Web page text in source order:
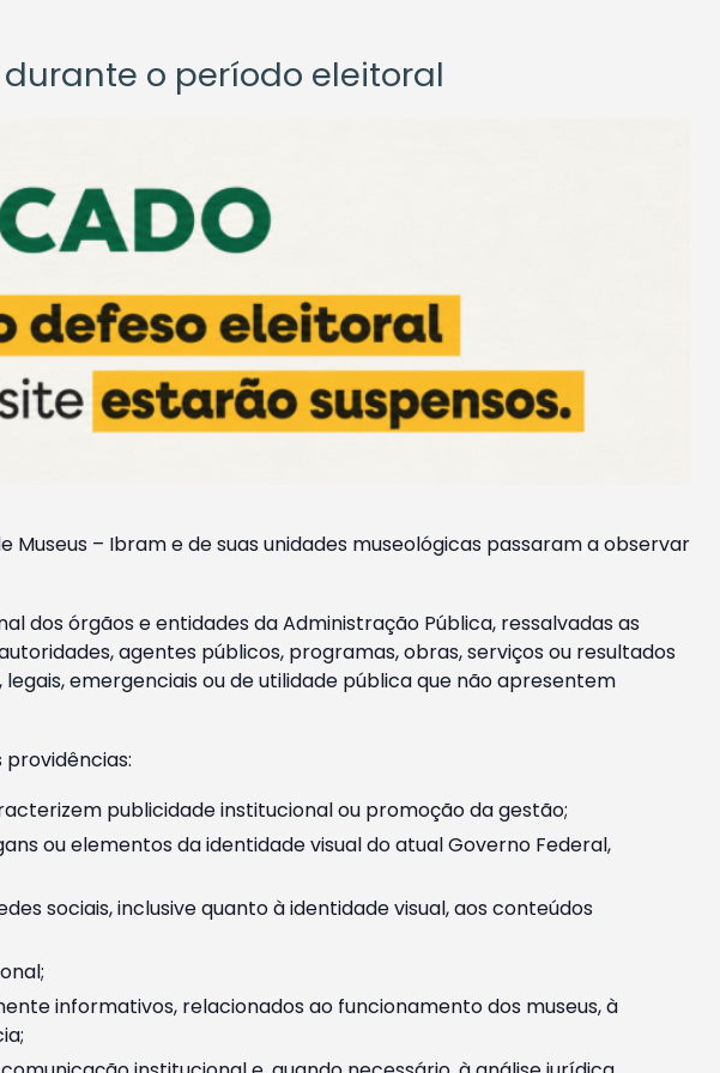
o período eleitoral
– Ibram e de suas unidades museológicas passaram a observar
dos órgãos e entidades da Administração Pública, ressalvadas as
agentes públicos, programas, obras, serviços ou resultados
emergenciais ou de utilidade pública que não apresentem
providências:
publicidade institucional ou promoção da gestão;
ou elementos da identidade visual do atual Governo Federal,
sociais, inclusive quanto à identidade visual, aos conteúdos
informativos, relacionados ao funcionamento dos museus, à